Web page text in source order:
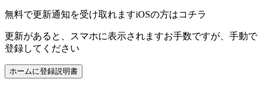
無料で更新通知を受け取れますiOSの方はコチラ
更新があると、スマホに表示されますお手数ですが、手動で
登録してください
ホームに登録説明書